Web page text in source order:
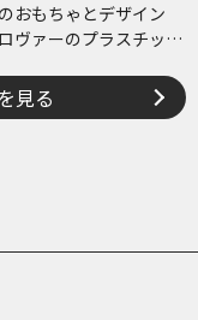
おもちゃとデザイン
ヴァーのプラスチッ
見る